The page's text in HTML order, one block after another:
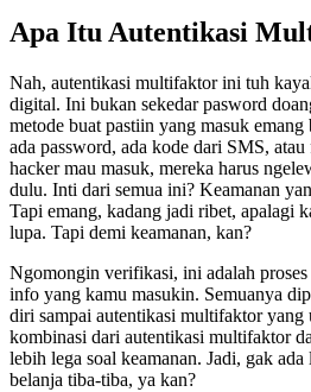
Apa Itu Autentikasi
Nah, autentikasi multifaktor ini tuh
digital. Ini bukan sekedar pasword
metode buat pastiin yang masuk
ada password, ada kode dari SMS,
hacker mau masuk, mereka harus
dulu. Inti dari semua ini? Keamanan
Tapi emang, kadang jadi ribet, apalagi
lupa. Tapi demi keamanan, kan?
Ngomongin verifikasi, ini adalah proses
info yang kamu masukin. Semuanya
diri sampai autentikasi multifaktor yang
kombinasi dari autentikasi multifaktor
lebih lega soal keamanan. Jadi, gak
belanja tiba-tiba, ya kan?